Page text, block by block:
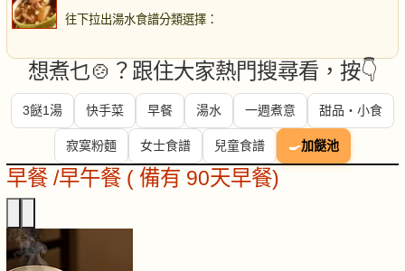
往下拉出湯水食譜分類選擇 ：
想煮乜🍲？跟住大家熱門搜尋看，按👇
3餸1湯 快手菜 早餐 湯水 一週煮意 甜品・小食
寂寞粉麵 女士食譜 兒童食譜 🍳加餸池
早餐 /早午餐 ( 備有 90天早餐)